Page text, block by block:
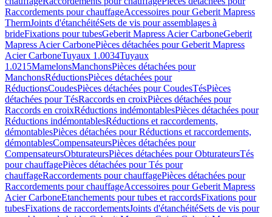
Raccordements pour chauffageAccessoires pour Geberit Mapress
ThermJoints d'étanchéitéSets de vis pour assemblages à
brideFixations pour tubesGeberit Mapress Acier CarboneGeberit
Mapress Acier CarbonePièces détachées pour Geberit Mapress
Acier CarboneTuyaux 1.0034Tuyaux
1.0215MamelonsManchonsPièces détachées pour
ManchonsRéductionsPièces détachées pour
RéductionsCoudesPièces détachées pour CoudesTésPièces
détachées pour TésRaccords en croixPièces détachées pour
Raccords en croixRéductions indémontablesPièces détachées pour
Réductions indémontablesRéductions et raccordements,
démontablesPièces détachées pour Réductions et raccordements,
démontablesCompensateursPièces détachées pour
CompensateursObturateursPièces détachées pour ObturateursTés
pour chauffagePièces détachées pour Tés pour
chauffageRaccordements pour chauffagePièces détachées pour
Raccordements pour chauffageAccessoires pour Geberit Mapress
Acier CarboneEtanchements pour tubes et raccordsFixations pour
tubesFixations de raccordementsJoints d'étanchéitéSets de vis pour